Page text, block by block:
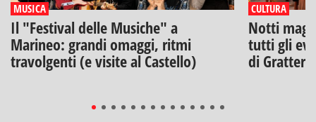
MUSICA
Il "Festival delle Musiche" a
Marineo: grandi omaggi, ritmi
travolgenti (e visite al Castello)
CULTURA
Notti
tutti gli
di Gratteri